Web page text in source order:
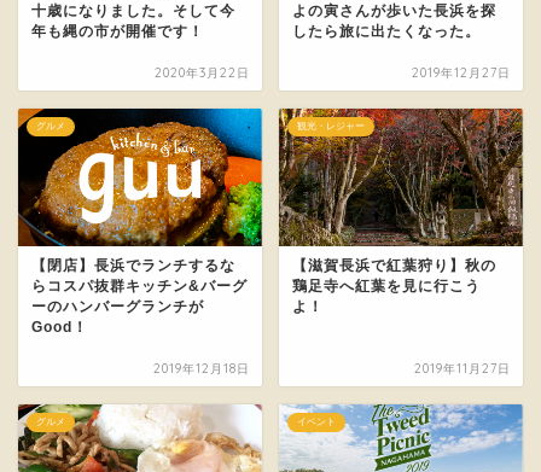
十歳になりました。そして今
年も縄の市が開催です！
2020年3月22日
よの寅さんが歩いた長浜を探
したら旅に出たくなった。
2019年12月27日
グルメ
【閉店】長浜でランチするな
らコスパ抜群キッチン&バーグ
ーのハンバーグランチが
Good！
2019年12月18日
観光・レジャー
【滋賀長浜で紅葉狩り】秋の
鶏足寺へ紅葉を見に行こう
よ！
2019年11月27日
グルメ イベント